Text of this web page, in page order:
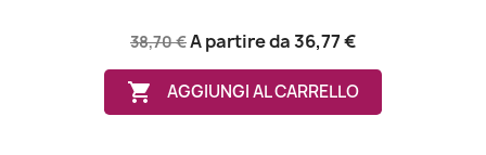
38,70 €A partire da36,77 €
 AGGIUNGI AL CARRELLO